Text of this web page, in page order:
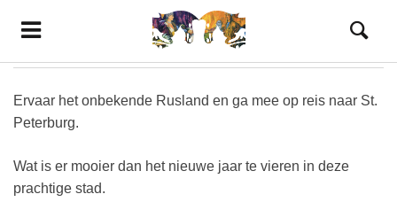
Oud en Nieuwjaar in St. Petersburg
Ervaar het onbekende Rusland en ga mee op reis naar St.
Peterburg.
Wat is er mooier dan het nieuwe jaar te vieren in deze
prachtige stad.